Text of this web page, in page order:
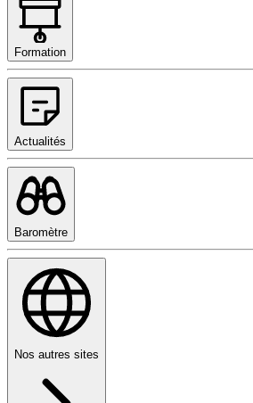
Formation
Actualités
Baromètre
Nos autres sites